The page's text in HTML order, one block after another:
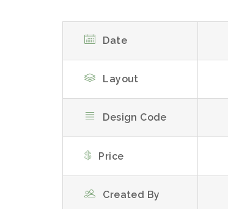
Date
Layout
Design Code
Price
Created By